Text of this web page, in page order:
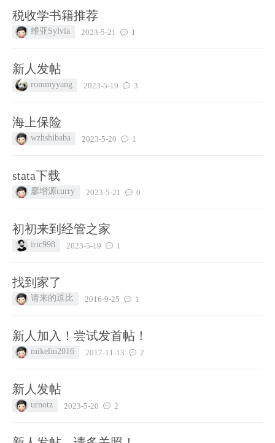
税收学书籍推荐
维亚Sylvia 2023-5-21 1
新人发帖
rommyyang 2023-5-19 3
海上保险
wzhshibaba 2023-5-20 1
stata下载
廖增源curry 2023-5-21 0
初初来到经管之家
iric998 2023-5-19 1
找到家了
请来的逗比 2016-9-25 1
新人加入！尝试发首帖！
mikeliu2016 2017-11-13 2
新人发帖
urnotz 2023-5-20 2